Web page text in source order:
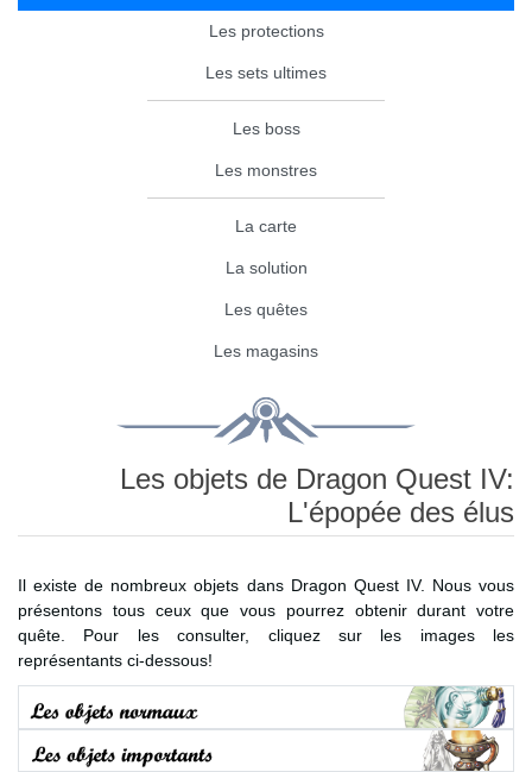
Les protections
Les sets ultimes
Les boss
Les monstres
La carte
La solution
Les quêtes
Les magasins
Les objets de Dragon Quest IV:
L'épopée des élus
Il existe de nombreux objets dans Dragon Quest IV. Nous vous
présentons tous ceux que vous pourrez obtenir durant votre
quête. Pour les consulter, cliquez sur les images les
représentants ci-dessous!